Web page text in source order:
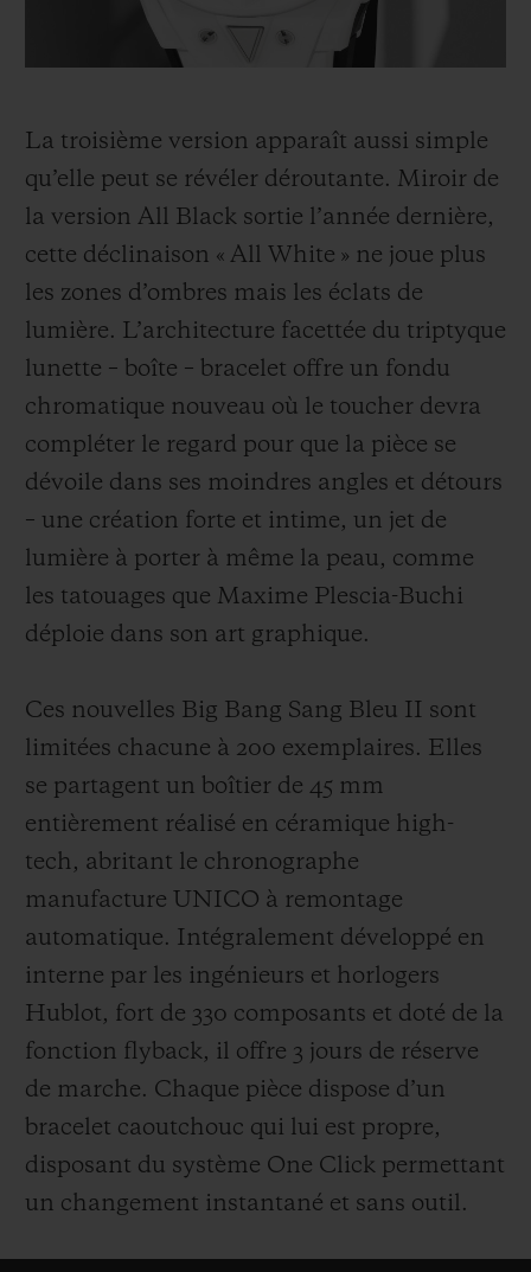
La troisième version apparaît aussi simple
qu’elle peut se révéler déroutante. Miroir de
la version All Black sortie l’année dernière,
cette déclinaison « All White » ne joue plus
les zones d’ombres mais les éclats de
lumière. L’architecture facettée du triptyque
lunette – boîte – bracelet offre un fondu
chromatique nouveau où le toucher devra
compléter le regard pour que la pièce se
dévoile dans ses moindres angles et détours
– une création forte et intime, un jet de
lumière à porter à même la peau, comme
les tatouages que Maxime Plescia-Buchi
déploie dans son art graphique.
Ces nouvelles Big Bang Sang Bleu II sont
limitées chacune à 200 exemplaires. Elles
se partagent un boîtier de 45 mm
entièrement réalisé en céramique high-
tech, abritant le chronographe
manufacture UNICO à remontage
automatique. Intégralement développé en
interne par les ingénieurs et horlogers
Hublot, fort de 330 composants et doté de la
fonction flyback, il offre 3 jours de réserve
de marche. Chaque pièce dispose d’un
bracelet caoutchouc qui lui est propre,
disposant du système One Click permettant
un changement instantané et sans outil.